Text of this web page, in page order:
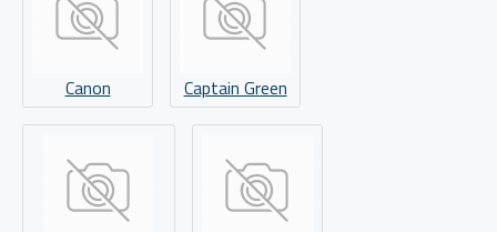
Canon Captain Green